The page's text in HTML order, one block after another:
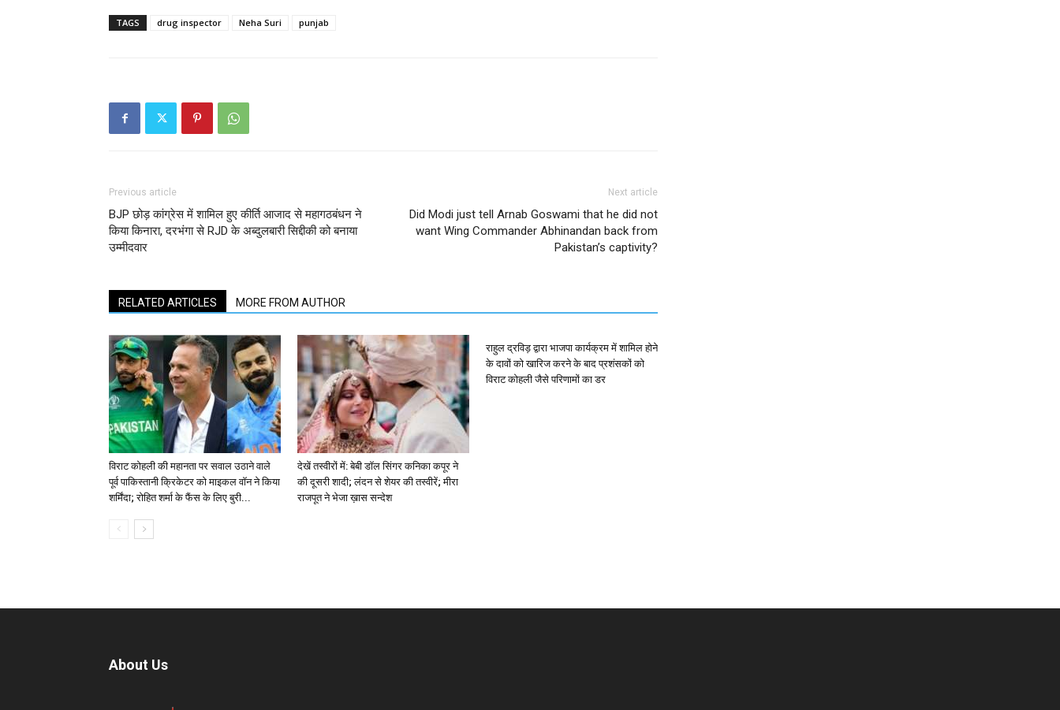
TAGS drug inspector Neha Suri punjab
Previous article
BJP छोड़ कांग्रेस में शामिल हुए कीर्ति आजाद से महागठबंधन ने
किया किनारा, दरभंगा से RJD के अब्दुलबारी सिद्दीकी को बनाया
उम्मीदवार
Next article
Did Modi just tell Arnab Goswami that he did not
want Wing Commander Abhinandan back from
Pakistan’s captivity?
RELATED ARTICLES MORE FROM AUTHOR
विराट कोहली की महानता पर सवाल उठाने वाले
पूर्व पाकिस्तानी क्रिकेटर को माइकल वॉन ने किया
शर्मिंदा; रोहित शर्मा के फैंस के लिए बुरी...
देखें तस्वीरों में: बेबी डॉल सिंगर कनिका कपूर ने
की दूसरी शादी; लंदन से शेयर की तस्वीरें; मीरा
राजपूत ने भेजा ख़ास सन्देश
राहुल द्रविड़ द्वारा भाजपा कार्यक्रम में शामिल होने
के दावों को खारिज करने के बाद प्रशंसकों को
विराट कोहली जैसे परिणामों का डर
About Us